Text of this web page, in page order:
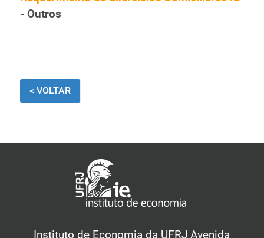
- Outros
< VOLTAR
Instituto de Economia da UFRJ Avenida